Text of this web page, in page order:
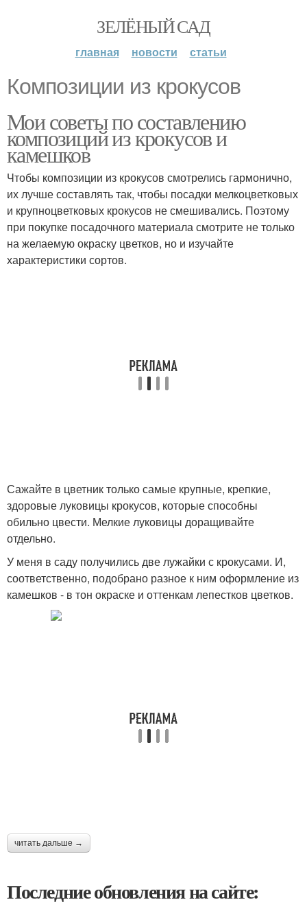
ЗЕЛЁНЫЙ САД
главная новости статьи
Композиции из крокусов
Мои советы по составлению
композиций из крокусов и
камешков
Чтобы композиции из крокусов смотрелись гармонично,
их лучше составлять так, чтобы посадки мелкоцветковых
и крупноцветковых крокусов не смешивались. Поэтому
при покупке посадочного материала смотрите не только
на желаемую окраску цветков, но и изучайте
характеристики сортов.
Сажайте в цветник только самые крупные, крепкие,
здоровые луковицы крокусов, которые способны
обильно цвести. Мелкие луковицы доращивайте
отдельно.
У меня в саду получились две лужайки с крокусами. И,
соответственно, подобрано разное к ним оформление из
камешков - в тон окраске и оттенкам лепестков цветков.
читать дальше →
Последние обновления на сайте: